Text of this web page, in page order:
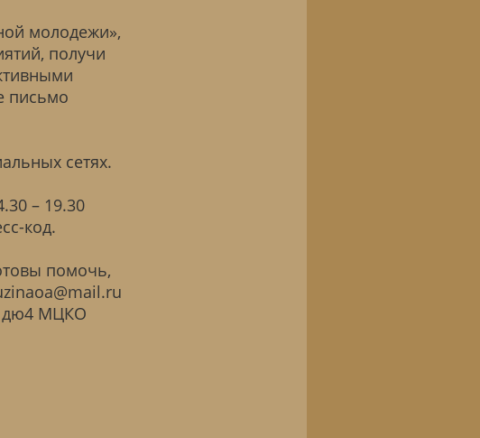
молодежи»,
получи
письмо
сетях.
– 19.30
код.
помочь,
дю4 МЦКО